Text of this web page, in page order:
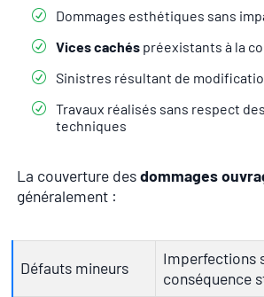
Dommages esthétiques sans
Vices cachés préexistants à la
Sinistres résultant de
Travaux réalisés sans respect
techniques
La couverture desdommages
généralement :
Défauts mineurs
Imperfections
conséquence